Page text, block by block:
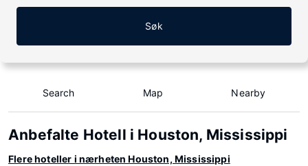
Søk
Search Map Nearby
Anbefalte Hotell i Houston, Mississippi
Flere hoteller i nærheten Houston, Mississippi